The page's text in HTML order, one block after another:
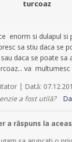
turcoaz
enorm si dulapul si
sa stiu daca se
daca se poate sa
va multumesc
| Dată:
a fost utilă?
Da
a răspuns la